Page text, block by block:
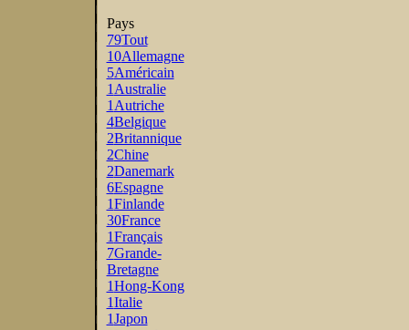
Pays
79Tout
10Allemagne
5Américain
1Australie
1Autriche
4Belgique
2Britannique
2Chine
2Danemark
6Espagne
1Finlande
30France
1Français
7Grande-
Bretagne
1Hong-Kong
1Italie
1Japon